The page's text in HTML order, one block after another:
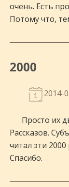
очень. Есть
Потому что,
2000
2014-
Просто их
Рассказов.
читал эти
Спасибо.